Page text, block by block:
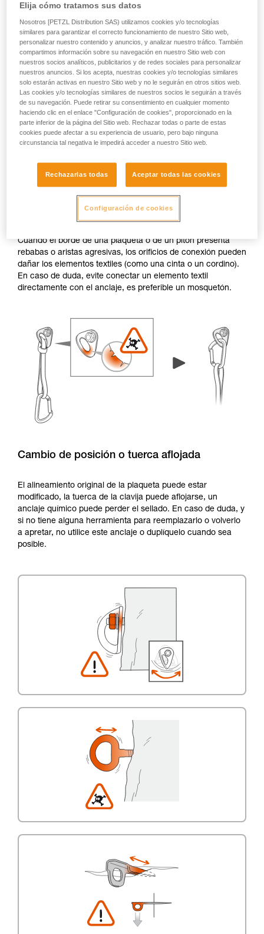
Rebabas y aristas agresivas
Cuando el borde de una plaqueta o de un pitón presenta
rebabas o aristas agresivas, los orificios de conexión pueden
dañar los elementos textiles (como una cinta o un cordino).
En caso de duda, evite conectar un elemento textil
directamente con el anclaje, es preferible un mosquetón.
Cambio de posición o tuerca aflojada
El alineamiento original de la plaqueta puede estar
modificado, la tuerca de la clavija puede aflojarse, un
anclaje químico puede perder el sellado. En caso de duda, y
si no tiene alguna herramienta para reemplazarlo o volverlo
a apretar, no utilice este anclaje o duplíquelo cuando sea
posible.
Elija cómo tratamos sus datos
Nosotros [PETZL Distribution SAS) utilizamos cookies y/o tecnologías
similares para garantizar el correcto funcionamiento de nuestro Sitio web,
personalizar nuestro contenido y anuncios, y analizar nuestro tráfico. También
compartimos información sobre su navegación en nuestro Sitio web con
nuestros socios analíticos, publicitarios y de redes sociales para personalizar
nuestros anuncios. Si los acepta, nuestras cookies y/o tecnologías similares
solo estarán activas en nuestro Sitio web y no le seguirán en otros sitios web.
Las cookies y/o tecnologías similares de nuestros socios le seguirán a través
de su navegación. Puede retirar su consentimiento en cualquier momento
haciendo clic en el enlace "Configuración de cookies", proporcionado en la
parte inferior de la página del Sitio web. Rechazar todas o parte de estas
cookies puede afectar a su experiencia de usuario, pero bajo ninguna
circunstancia tal negativa le impedirá acceder a nuestro Sitio web.
Rechazarlas todas Aceptar todas las cookies
Configuración de cookies